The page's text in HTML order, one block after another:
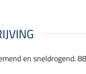
en sneldrogend.